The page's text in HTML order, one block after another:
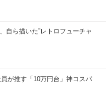
自ら描いた”レトロフューチャ
員が推す「10万円台」神コスパ